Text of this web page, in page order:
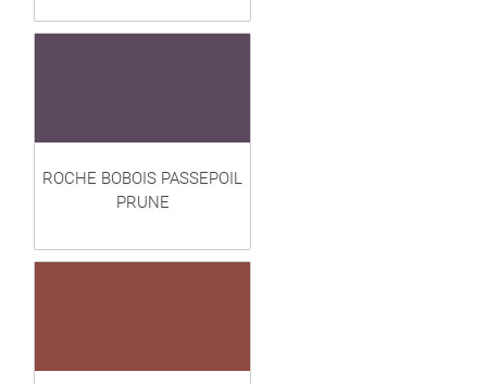
ROCHE BOBOIS PASSEPOIL
PRUNE